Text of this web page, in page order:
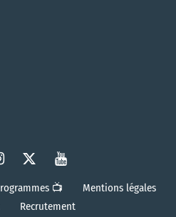
📺
Mentions légales
Recrutement